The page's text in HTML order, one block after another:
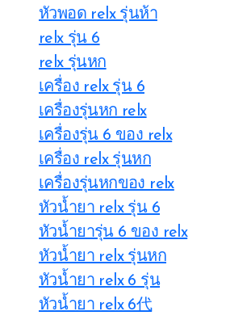
หัวพอด relx รุ่นห้า
relx รุ่น 6
relx รุ่นหก
เครื่อง relx รุ่น 6
เครื่องรุ่นหก relx
เครื่องรุ่น 6 ของ relx
เครื่อง relx รุ่นหก
เครื่องรุ่นหกของ relx
หัวน้ำยา relx รุ่น 6
หัวน้ำยารุ่น 6 ของ relx
หัวน้ำยา relx รุ่นหก
หัวน้ำยา relx 6 รุ่น
หัวน้ำยา relx 6代